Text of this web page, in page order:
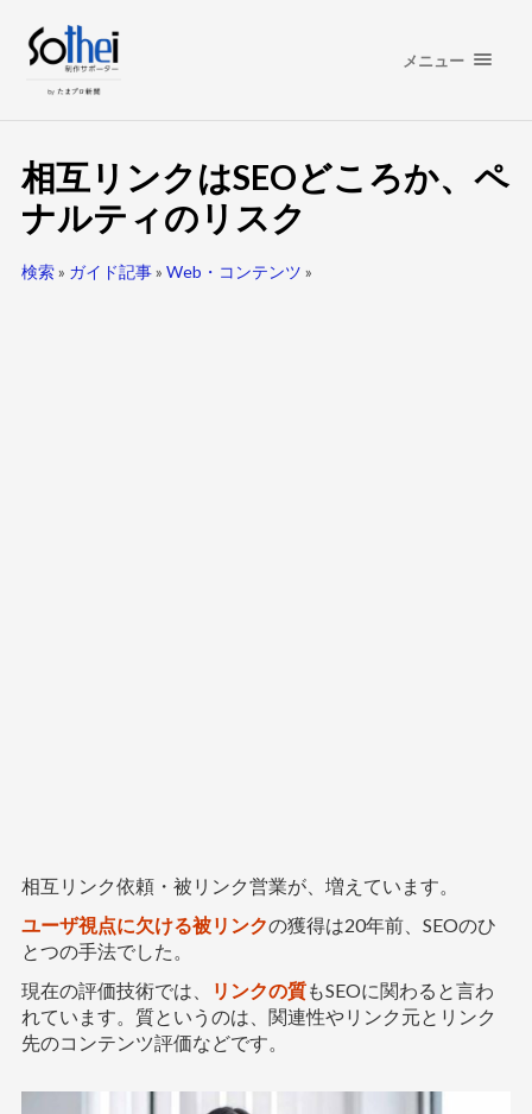
メニュー
相互リンクはSEOどころか、ペ
ナルティのリスク
検索» ガイド記事» Web・コンテンツ »
相互リンク依頼・被リンク営業が、増えています。
ユーザ視点に欠ける被リンクの獲得は20年前、SEOのひ
とつの手法でした。
現在の評価技術では、
リンクの質もSEOに関わると言わ
れています。質というのは、関連性やリンク元とリンク
先のコンテンツ評価などです。